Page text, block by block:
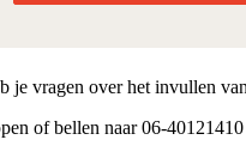
je vragen over het invullen
of bellen naar 06-